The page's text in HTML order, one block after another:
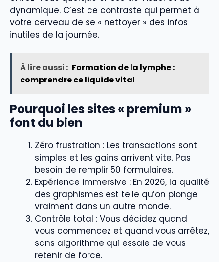
dynamique. C’est ce contraste qui permet à
votre cerveau de se « nettoyer » des infos
inutiles de la journée.
À lire aussi : Formation de la lymphe :
comprendre ce liquide vital
Pourquoi les sites « premium »
font du bien
Zéro frustration : Les transactions sont
simples et les gains arrivent vite. Pas
besoin de remplir 50 formulaires.
Expérience immersive : En 2026, la qualité
des graphismes est telle qu’on plonge
vraiment dans un autre monde.
Contrôle total : Vous décidez quand
vous commencez et quand vous arrêtez,
sans algorithme qui essaie de vous
retenir de force.